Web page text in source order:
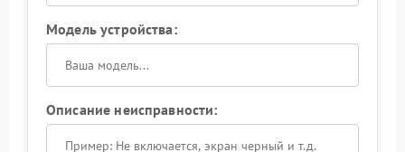
Модель устройства:
Описание неисправности: